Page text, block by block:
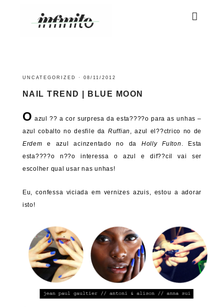
UNCATEGORIZED · 08/11/2012
NAIL TREND | BLUE MOON
O azul ?? a cor surpresa da esta????o para as unhas –
azul cobalto no desfile da Ruffian , azul el??ctrico no de
Erdem e azul acinzentado no da Holly Fulton . Esta
esta????o n??o interessa o azul e dif??cil vai ser
escolher qual usar nas unhas!
Eu, confessa viciada em vernizes azuis, estou a adorar
isto!